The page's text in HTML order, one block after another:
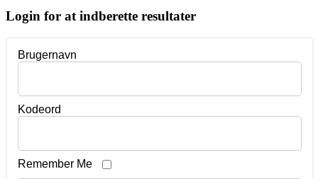
Login for at indberette resultater
Brugernavn
Kodeord
Remember Me